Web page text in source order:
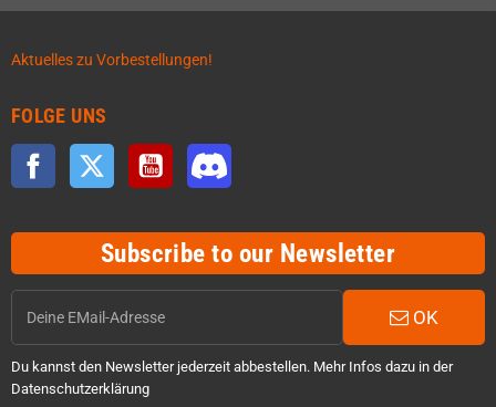
Aktuelles zu Vorbestellungen!
FOLGE UNS
Facebook Twitter YouTube
Subscribe to our Newsletter
OK
Du kannst den Newsletter jederzeit abbestellen. Mehr Infos dazu in der
Datenschutzerklärung